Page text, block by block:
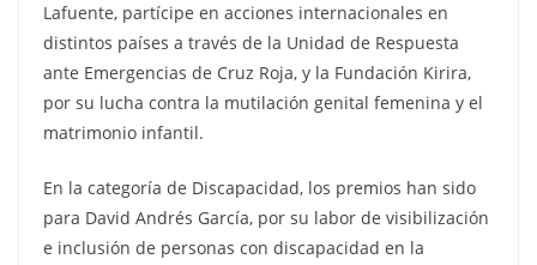
Lafuente, partícipe en acciones internacionales en
distintos países a través de la Unidad de Respuesta
ante Emergencias de Cruz Roja, y la Fundación Kirira,
por su lucha contra la mutilación genital femenina y el
matrimonio infantil.
En la categoría de Discapacidad, los premios han sido
para David Andrés García, por su labor de visibilización
e inclusión de personas con discapacidad en la